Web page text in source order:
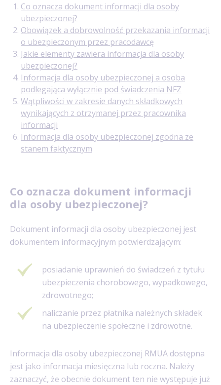
Co oznacza dokument informacji dla osoby
ubezpieczonej?
Obowiązek a dobrowolność przekazania informacji
o ubezpieczonym przez pracodawcę
Jakie elementy zawiera informacja dla osoby
ubezpieczonej?
Informacja dla osoby ubezpieczonej a osoba
podlegająca wyłącznie pod świadczenia NFZ
Wątpliwości w zakresie danych składkowych
wynikających z otrzymanej przez pracownika
informacji
Informacja dla osoby ubezpieczonej zgodna ze
stanem faktycznym
Co oznacza dokument informacji
dla osoby ubezpieczonej?
Dokument informacji dla osoby ubezpieczonej jest
dokumentem informacyjnym potwierdzającym:
posiadanie uprawnień do świadczeń z tytułu
ubezpieczenia chorobowego, wypadkowego,
zdrowotnego;
naliczanie przez płatnika należnych składek
na ubezpieczenie społeczne i zdrowotne.
Informacja dla osoby ubezpieczonej RMUA dostępna
jest jako informacja miesięczna lub roczna. Należy
zaznaczyć, że obecnie dokument ten nie występuje już